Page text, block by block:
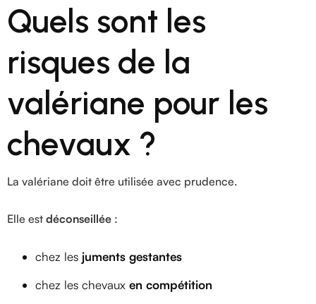
Quels sont les
risques de la
valériane pour les
chevaux ?
La valériane doit être utilisée avec prudence.
Elle est déconseillée :
chez les juments gestantes
chez les chevaux en compétition